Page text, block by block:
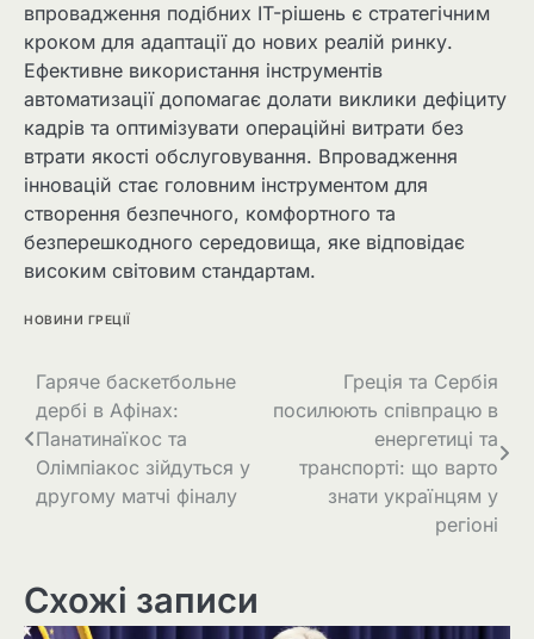
впровадження подібних IT-рішень є стратегічним
кроком для адаптації до нових реалій ринку.
Ефективне використання інструментів
автоматизації допомагає долати виклики дефіциту
кадрів та оптимізувати операційні витрати без
втрати якості обслуговування. Впровадження
інновацій стає головним інструментом для
створення безпечного, комфортного та
безперешкодного середовища, яке відповідає
високим світовим стандартам.
НОВИНИ ГРЕЦІЇ
Гаряче баскетбольне
дербі в Афінах:
Панатинаїкос та
Олімпіакос зійдуться у
другому матчі фіналу
Греція та Сербія
посилюють співпрацю в
енергетиці та
транспорті: що варто
знати українцям у
регіоні
Схожі записи